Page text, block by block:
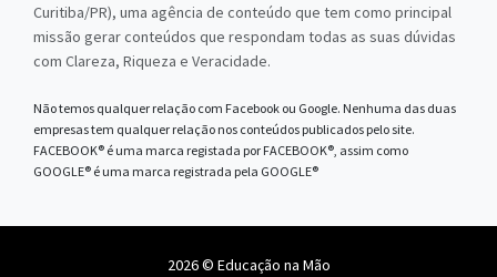
Curitiba/PR), uma agência de conteúdo que tem como principal
missão gerar conteúdos que respondam todas as suas dúvidas
com Clareza, Riqueza e Veracidade.
Não temos qualquer relação com Facebook ou Google. Nenhuma das duas
empresas tem qualquer relação nos conteúdos publicados pelo site.
FACEBOOK® é uma marca registada por FACEBOOK®, assim como
GOOGLE® é uma marca registrada pela GOOGLE®
2026 © Educação na Mão